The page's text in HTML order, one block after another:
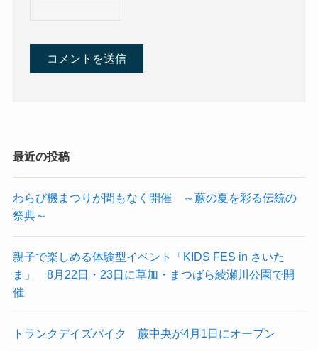
最近の投稿
わらび機まつりが間もなく開催 ～蕨の夏を彩る伝統の
祭典～
親子で楽しめる体験型イベント「KIDS FES in さいた
ま」 8月22日・23日に草加・まつばら綾瀬川公園で開
催
トランクデイズバイク 蕨中央が4月1日にオープン